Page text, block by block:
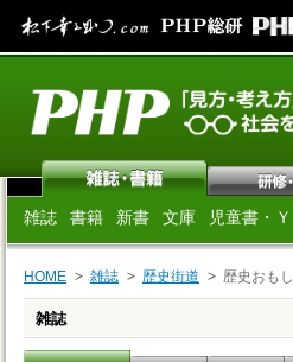
雑誌 書籍 新書 文庫 児童書・Ｙ
HOME 雑誌 歴史街道 歴史おも
雑誌